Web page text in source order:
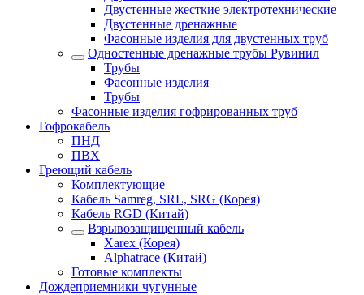
Двустенные жесткие электротехнические
Двустенные дренажные
Фасонные изделия для двустенных труб
Одностенные дренажные трубы Рувинил
Трубы
Фасонные изделия
Трубы
Фасонные изделия гофрированных труб
Гофрокабель
ПНД
ПВХ
Греющий кабель
Комплектующие
Кабель Samreg, SRL, SRG (Корея)
Кабель RGD (Китай)
Взрывозащищенный кабель
Xarex (Корея)
Alphatrace (Китай)
Готовые комплекты
Дождеприемники чугунные